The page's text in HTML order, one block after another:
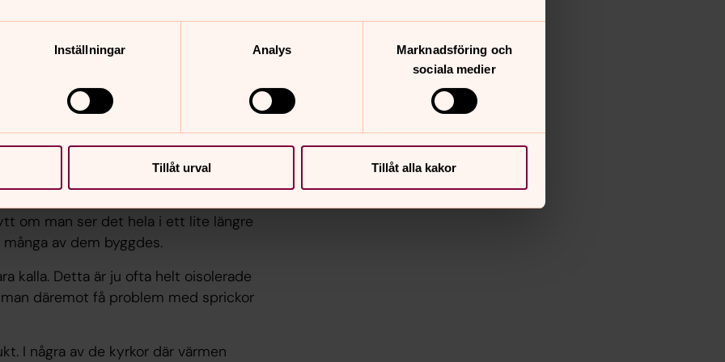
Inställningar Analys
Marknadsföring och
sociala medier
Tillåt urval Tillåt alla kakor
än 12 grader.
en lägre energiförbrukning
är dock inget nytt. Men antalet
Det har även den temperatur
man gått från 21 grader till 19.
om man ser det hela i ett lite längre
av dem byggdes.
kalla. Detta är ju ofta helt oisolerade
däremot få problem med sprickor
I några av de kyrkor där värmen